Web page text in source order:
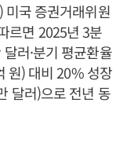
미국 증권거래위원
르면 2025년 3분
러·분기 평균환율
원) 대비 20% 성장
달러)으로 전년 동